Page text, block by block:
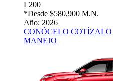
L200
*Desde $580,900 M.N.
Año: 2026
CONÓCELO COTÍZALO
MANEJO